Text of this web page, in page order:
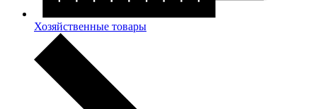
Хозяйственные товары